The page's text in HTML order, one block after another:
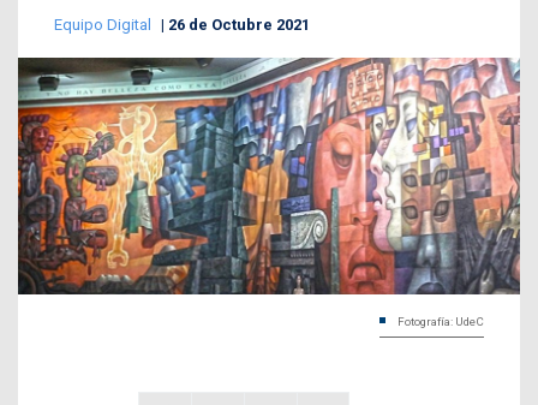
Equipo Digital 26 de Octubre 2021
Fotografía: UdeC